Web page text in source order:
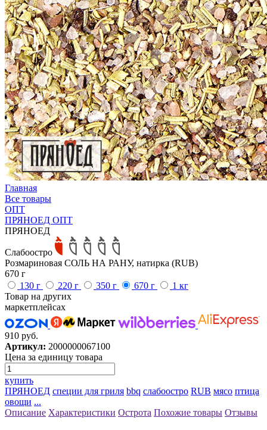
Главная
Все товары
ОПТ
ПРЯНОЕД ОПТ
ПРЯНОЕД
Слабоостро
Розмариновая СОЛЬ НА РАНУ, натирка (RUB)
670 г
130 г
220 г 350 г 670 г
1 кг
Товар на других
маркетплейсах
910 руб.
Артикул: 2000000067100
Цена за единицу товара
купить
ПРЯНОЕД специи для гриля bbq слабоостро RUB мясо птица
овощи ...
Описание Характеристики Острота Похожие товары Отзывы